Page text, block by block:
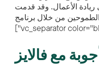
الأعمال. وقد قدمت
من خلال برنامج
مع فالايز